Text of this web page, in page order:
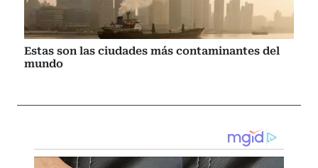
Estas son las ciudades más contaminantes del
mundo